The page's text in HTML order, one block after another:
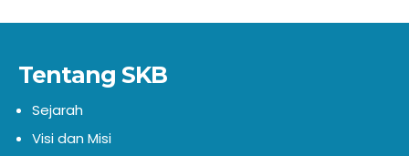
Tentang SKB
Sejarah
Visi dan Misi